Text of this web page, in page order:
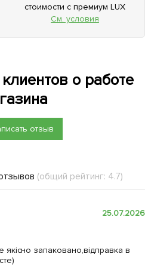
стоимости с премиум LUX
См. условия
о работе
отзыв
(общий рейтинг: 4.7)
25.07.2026
запаковано,відправка в